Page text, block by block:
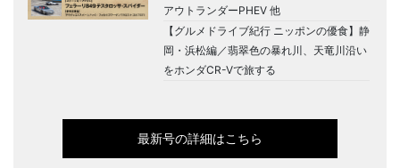
アウトランダーPHEV 他
【グルメドライブ紀行 ニッポンの優食】静
岡・浜松編／翡翠色の暴れ川、天竜川沿い
をホンダCR-Vで旅する
最新号の詳細はこちら